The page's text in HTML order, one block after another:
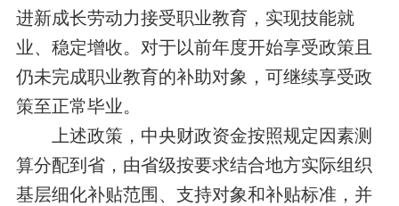
进新成长劳动力接受职业教育，实现技能就
业、稳定增收。对于以前年度开始享受政策且
仍未完成职业教育的补助对象，可继续享受政
策至正常毕业。
上述政策，中央财政资金按照规定因素测
算分配到省，由省级按要求结合地方实际组织
基层细化补贴范围、支持对象和补贴标准，并